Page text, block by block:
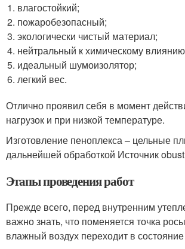
влагостойкий;
пожаробезопасный;
экологически чистый материал;
нейтральный к химическому
идеальный шумоизолятор;
легкий вес.
Отлично проявил себя в момент
нагрузок и при низкой температуре.
Изготовление пеноплекса – цельные
дальнейшей обработкой Источник
Этапы проведения работ
Прежде всего, перед внутренним
важно знать, что поменяется точка
влажный воздух переходит в